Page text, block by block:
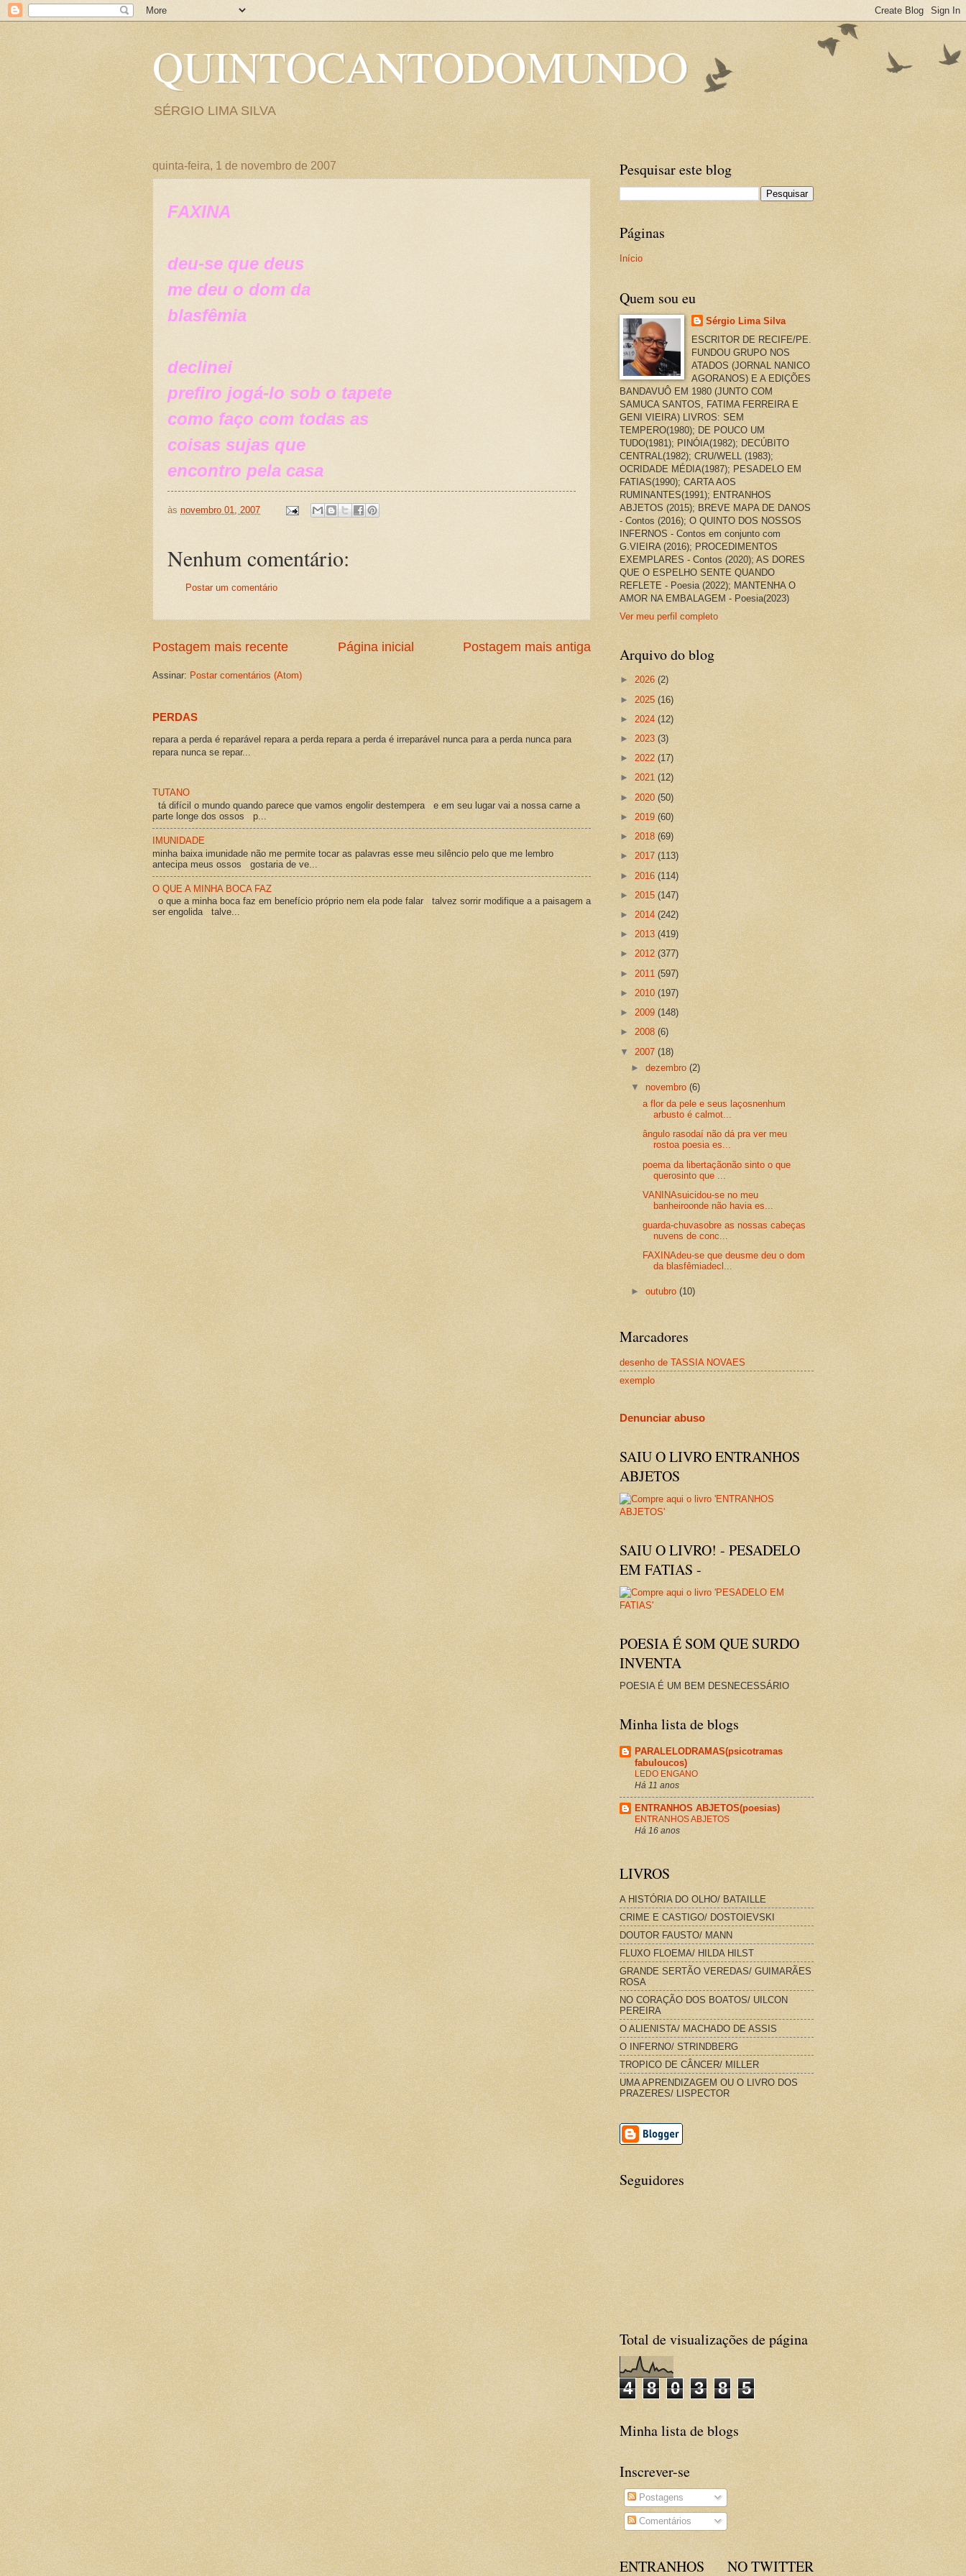
QUINTOCANTODOMUNDO
SÉRGIO LIMA SILVA
quinta-feira, 1 de novembro de 2007
FAXINA
deu-se que deus
me deu o dom da
blasfêmia
declinei
prefiro jogá-lo sob o tapete
como faço com todas as
coisas sujas que
encontro pela casa
às novembro 01, 2007
Nenhum comentário:
Postar um comentário
Postagem mais recente Postagem mais antiga
Página inicial
Assinar: Postar comentários (Atom)
PERDAS
repara a perda é reparável repara a perda repara a perda é irreparável nunca para a perda nunca para
repara nunca se repar...
TUTANO
tá difícil o mundo quando parece que vamos engolir destempera e em seu lugar vai a nossa carne a
parte longe dos ossos p...
IMUNIDADE
minha baixa imunidade não me permite tocar as palavras esse meu silêncio pelo que me lembro
antecipa meus ossos gostaria de ve...
O QUE A MINHA BOCA FAZ
o que a minha boca faz em benefício próprio nem ela pode falar talvez sorrir modifique a a paisagem a
ser engolida talve...
Pesquisar este blog
Páginas
Início
Quem sou eu
Sérgio Lima Silva
ESCRITOR DE RECIFE/PE.
FUNDOU GRUPO NOS
ATADOS (JORNAL NANICO
AGORANOS) E A EDIÇÕES
BANDAVUÔ EM 1980 (JUNTO COM
SAMUCA SANTOS, FATIMA FERREIRA E
GENI VIEIRA) LIVROS: SEM
TEMPERO(1980); DE POUCO UM
TUDO(1981); PINÓIA(1982); DECÚBITO
CENTRAL(1982); CRU/WELL (1983);
OCRIDADE MÉDIA(1987); PESADELO EM
FATIAS(1990); CARTA AOS
RUMINANTES(1991); ENTRANHOS
ABJETOS (2015); BREVE MAPA DE DANOS
- Contos (2016); O QUINTO DOS NOSSOS
INFERNOS - Contos em conjunto com
G.VIEIRA (2016); PROCEDIMENTOS
EXEMPLARES - Contos (2020); AS DORES
QUE O ESPELHO SENTE QUANDO
REFLETE - Poesia (2022); MANTENHA O
AMOR NA EMBALAGEM - Poesia(2023)
Ver meu perfil completo
Arquivo do blog
► 2026 (2)
► 2025 (16)
► 2024 (12)
► 2023 (3)
► 2022 (17)
► 2021 (12)
► 2020 (50)
► 2019 (60)
► 2018 (69)
► 2017 (113)
► 2016 (114)
► 2015 (147)
► 2014 (242)
► 2013 (419)
► 2012 (377)
► 2011 (597)
► 2010 (197)
► 2009 (148)
► 2008 (6)
▼ 2007 (18)
►dezembro(2)
▼novembro(6)
a flor da pele e seus laçosnenhum
arbusto é calmot...
ângulo rasodaí não dá pra ver meu
rostoa poesia es...
poema da libertaçãonão sinto o que
querosinto que ...
VANINAsuicidou-se no meu
banheiroonde não havia es...
guarda-chuvasobre as nossas cabeças
nuvens de conc...
FAXINAdeu-se que deusme deu o dom
da blasfêmiadecl...
►outubro(10)
Marcadores
desenho de TASSIA NOVAES
exemplo
Denunciar abuso
SAIU O LIVRO ENTRANHOS
ABJETOS
SAIU O LIVRO! - PESADELO
EM FATIAS -
POESIA É SOM QUE SURDO
INVENTA
POESIA É UM BEM DESNECESSÁRIO
Minha lista de blogs
PARALELODRAMAS(psicotramas
fabuloucos)
LEDO ENGANO
Há 11 anos
ENTRANHOS ABJETOS(poesias)
ENTRANHOS ABJETOS
Há 16 anos
LIVROS
A HISTÓRIA DO OLHO/ BATAILLE
CRIME E CASTIGO/ DOSTOIEVSKI
DOUTOR FAUSTO/ MANN
FLUXO FLOEMA/ HILDA HILST
GRANDE SERTÃO VEREDAS/ GUIMARÃES
ROSA
NO CORAÇÃO DOS BOATOS/ UILCON
PEREIRA
O ALIENISTA/ MACHADO DE ASSIS
O INFERNO/ STRINDBERG
TROPICO DE CÂNCER/ MILLER
UMA APRENDIZAGEM OU O LIVRO DOS
PRAZERES/ LISPECTOR
Seguidores
Total de visualizações de página
4 8 0 3 8 5
Minha lista de blogs
Inscrever-se
Postagens
Comentários
ENTRANHOS NO TWITTER